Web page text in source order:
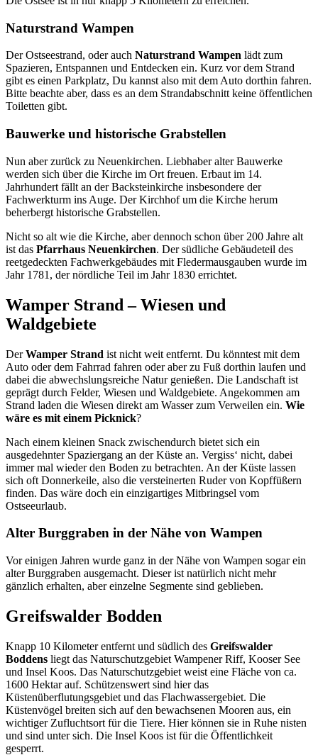
Naturstrand Wampen
Der Ostseestrand, oder auch Naturstrand Wampen lädt zum
Spazieren, Entspannen und Entdecken ein. Kurz vor dem Strand
gibt es einen Parkplatz, Du kannst also mit dem Auto dorthin fahren.
Bitte beachte aber, dass es an dem Strandabschnitt keine öffentlichen
Toiletten gibt.
Bauwerke und historische Grabstellen
Nun aber zurück zu Neuenkirchen. Liebhaber alter Bauwerke
werden sich über die Kirche im Ort freuen. Erbaut im 14.
Jahrhundert fällt an der Backsteinkirche insbesondere der
Fachwerkturm ins Auge. Der Kirchhof um die Kirche herum
beherbergt historische Grabstellen.
Nicht so alt wie die Kirche, aber dennoch schon über 200 Jahre alt
ist das Pfarrhaus Neuenkirchen. Der südliche Gebäudeteil des
reetgedeckten Fachwerkgebäudes mit Fledermausgauben wurde im
Jahr 1781, der nördliche Teil im Jahr 1830 errichtet.
Wamper Strand – Wiesen und
Waldgebiete
DerWamper Strand ist nicht weit entfernt. Du könntest mit dem
Auto oder dem Fahrrad fahren oder aber zu Fuß dorthin laufen und
dabei die abwechslungsreiche Natur genießen. Die Landschaft ist
geprägt durch Felder, Wiesen und Waldgebiete. Angekommen am
Strand laden die Wiesen direkt am Wasser zum Verweilen ein. Wie
wäre es mit einem Picknick?
Nach einem kleinen Snack zwischendurch bietet sich ein
ausgedehnter Spaziergang an der Küste an. Vergiss‘ nicht, dabei
immer mal wieder den Boden zu betrachten. An der Küste lassen
sich oft Donnerkeile, also die versteinerten Ruder von Kopffüßern
finden. Das wäre doch ein einzigartiges Mitbringsel vom
Ostseeurlaub.
Alter Burggraben in der Nähe von Wampen
Vor einigen Jahren wurde ganz in der Nähe von Wampen sogar ein
alter Burggraben ausgemacht. Dieser ist natürlich nicht mehr
gänzlich erhalten, aber einzelne Segmente sind geblieben.
Greifswalder Bodden
Knapp 10 Kilometer entfernt und südlich des Greifswalder
Boddens liegt das Naturschutzgebiet Wampener Riff, Kooser See
und Insel Koos. Das Naturschutzgebiet weist eine Fläche von ca.
1600 Hektar auf. Schützenswert sind hier das
Küstenüberflutungsgebiet und das Flachwassergebiet. Die
Küstenvögel breiten sich auf den bewachsenen Mooren aus, ein
wichtiger Zufluchtsort für die Tiere. Hier können sie in Ruhe nisten
und sind unter sich. Die Insel Koos ist für die Öffentlichkeit
gesperrt.